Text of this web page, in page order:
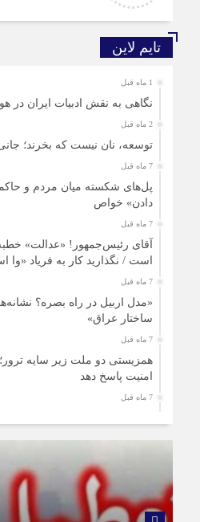
تایم لاین
1 ماه قبل
نگاهی به نقش ادبیات ایران در
2 ماه قبل
توسعه، نان نیست که بخرند؛
7 ماه قبل
پل‌های شکسته میان مردم و
دادن» خواص
7 ماه قبل
آقای رئیس‌جمهور! «عدالت»
است / نگذارید کار به فریاد «وا
7 ماه قبل
«مدل اربیل در راه بصره؟
ساختار عراق»
7 ماه قبل
همزیستی دو ملت زیر سایه
امنیت پاسخ دهد
7 ماه قبل
8 ماه قبل
قانون اساسی ایران؛ سندی داخلی
بنزین سوپر از فردا عرضه
سهمیه‌ای ایجاد نمی‌شود